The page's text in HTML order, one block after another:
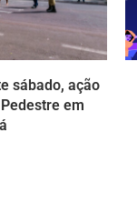
sábado, ação
em